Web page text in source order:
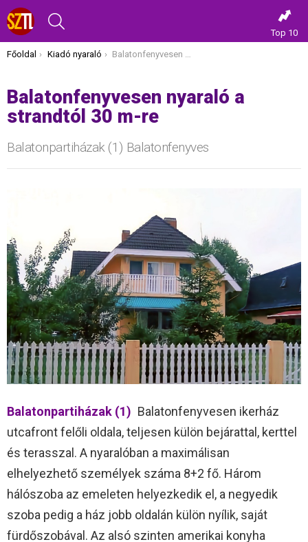
Top 10
Itt vagy most:
Főoldal Kiadó nyaraló Balatonfenyvesen nyaraló a strandtól 30 m-re
Balatonfenyvesen nyaraló a
strandtól 30 m-re
Balatonpartiházak (1) Balatonfenyves
Balatonpartiházak (1) Balatonfenyvesen ikerház
utcafront felőli oldala, teljesen külön bejárattal, kerttel
és terasszal. A nyaralóban a maximálisan
elhelyezhető személyek száma 8+2 fő. Három
hálószoba az emeleten helyezkedik el, a negyedik
szoba pedig a ház jobb oldalán külön nyílik, saját
fürdőszobával. Az alsó szinten amerikai konyha